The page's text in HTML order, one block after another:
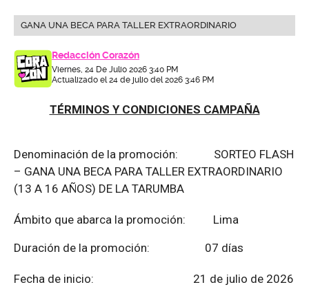
GANA UNA BECA PARA TALLER EXTRAORDINARIO
Redacción Corazón
Viernes, 24 De Julio 2026 3:40 PM
Actualizado el 24 de julio del 2026 3:46 PM
TÉRMINOS Y CONDICIONES CAMPAÑA
Denominación de la promoción: SORTEO FLASH
– GANA UNA BECA PARA TALLER EXTRAORDINARIO
(13 A 16 AÑOS) DE LA TARUMBA
Ámbito que abarca la promoción: Lima
Duración de la promoción: 07 días
Fecha de inicio: 21 de julio de 2026